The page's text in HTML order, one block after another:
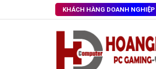
KHÁCH HÀNG DOANH NGHIỆP